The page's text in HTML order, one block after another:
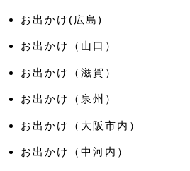
お出かけ(広島)
お出かけ（山口）
お出かけ（滋賀）
お出かけ（泉州）
お出かけ（大阪市内）
お出かけ（中河内）